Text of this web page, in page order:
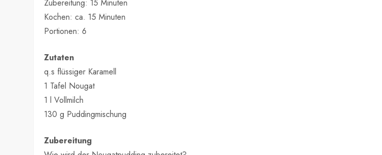
Zubereitung: 15 Minuten
Kochen: ca. 15 Minuten
Portionen: 6
Zutaten
q.s flüssiger Karamell
1 Tafel Nougat
1 l Vollmilch
130 g Puddingmischung
Zubereitung